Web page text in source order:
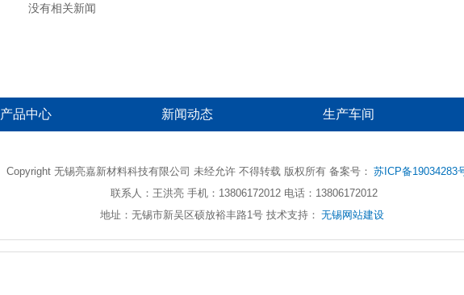
没有相关新闻
产品中心 新闻动态 生产车间
Copyright 无锡亮嘉新材料科技有限公司 未经允许 不得转载 版权所有 备案号： 苏ICP备19034283
联系人：王洪亮 手机：13806172012 电话：13806172012
地址：无锡市新吴区硕放裕丰路1号 技术支持： 无锡网站建设